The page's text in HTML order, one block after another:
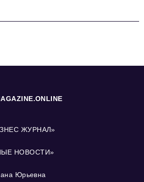
ЖУРНАЛ»
НОВОСТИ»
Юрьевна